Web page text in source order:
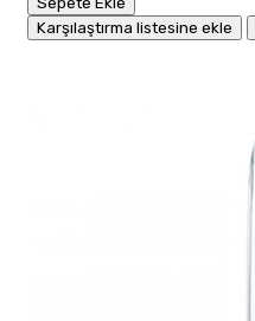
Karşılaştırma listesine ekle